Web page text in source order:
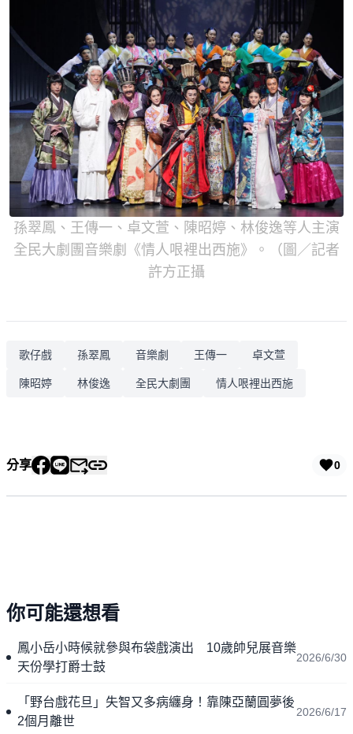
孫翠鳳、王傳一、卓文萱、陳昭婷、林俊逸等人主演
全民大劇團音樂劇《情人哏裡出西施》。（圖／記者
許方正攝
歌仔戲 孫翠鳳 音樂劇 王傳一 卓文萱
陳昭婷 林俊逸 全民大劇團 情人哏裡出西施
分享 0
你可能還想看
鳳小岳小時候就參與布袋戲演出 10歲帥兒展音樂
天份學打爵士鼓
2026/6/30
「野台戲花旦」失智又多病纏身！靠陳亞蘭圓夢後
2個月離世
2026/6/17